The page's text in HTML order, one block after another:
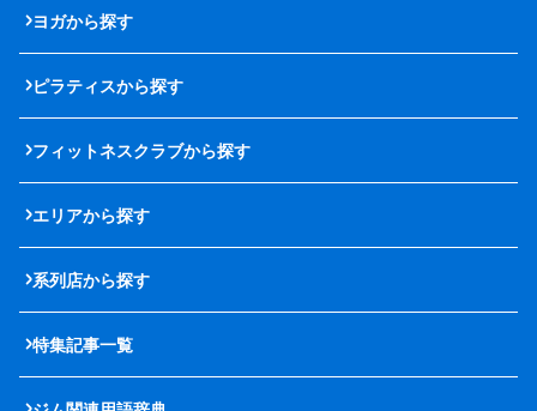
ヨガから探す
ピラティスから探す
フィットネスクラブから探す
エリアから探す
系列店から探す
特集記事一覧